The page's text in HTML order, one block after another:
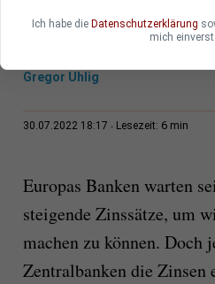
Gregor Uhlig
30.07.2022 18:17 Lesezeit: 6 min
Europas Banken warten
steigende Zinssätze, um
machen zu können. Doch
Zentralbanken die Zinsen
Ich habe die Datenschutzerklärung
mich